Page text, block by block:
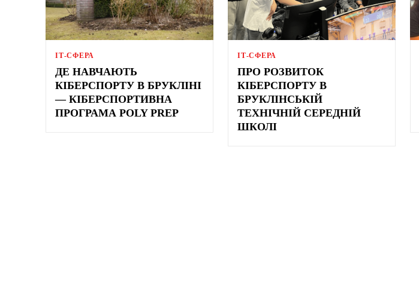
ІТ-СФЕРА
ДЕ НАВЧАЮТЬ
КІБЕРСПОРТУ В БРУКЛІНІ
— КІБЕРСПОРТИВНА
ПРОГРАМА POLY PREP
ІТ-СФЕРА
ПРО РОЗВИТОК
КІБЕРСПОРТУ В
БРУКЛІНСЬКІЙ
ТЕХНІЧНІЙ СЕРЕДНІЙ
ШКОЛІ